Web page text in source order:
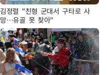
김정렬 "친형 군대서 구타로 사
망…유골 못 찾아"